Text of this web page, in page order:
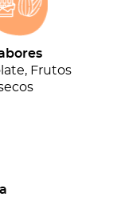
Frutos